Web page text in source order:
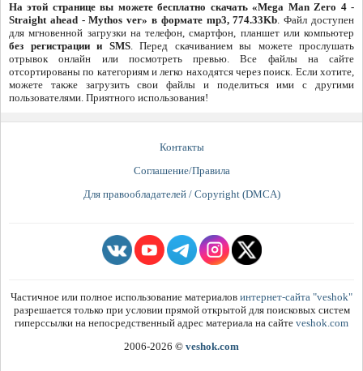
На этой странице вы можете бесплатно скачать «Mega Man Zero 4 -
Straight ahead - Mythos ver» в формате mp3, 774.33Kb. Файл доступен
для мгновенной загрузки на телефон, смартфон, планшет или компьютер
без регистрации и SMS. Перед скачиванием вы можете прослушать
отрывок онлайн или посмотреть превью. Все файлы на сайте
отсортированы по категориям и легко находятся через поиск. Если хотите,
можете также загрузить свои файлы и поделиться ими с другими
пользователями. Приятного использования!
Контакты
Соглашение/Правила
Для правообладателей / Copyright (DMCA)
Частичное или полное использование материалов интернет-сайта "veshok"
разрешается только при условии прямой открытой для поисковых систем
гиперссылки на непосредственный адрес материала на сайте veshok.com
2006-2026 © veshok.com